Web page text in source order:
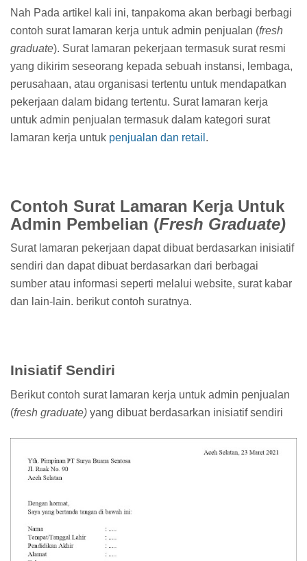
Nah Pada artikel kali ini, tanpakoma akan berbagi berbagi
contoh surat lamaran kerja untuk admin penjualan (fresh
graduate). Surat lamaran pekerjaan termasuk surat resmi
yang dikirim seseorang kepada sebuah instansi, lembaga,
perusahaan, atau organisasi tertentu untuk mendapatkan
pekerjaan dalam bidang tertentu. Surat lamaran kerja
untuk admin penjualan termasuk dalam kategori surat
lamaran kerja untuk penjualan dan retail .
Contoh Surat Lamaran Kerja Untuk
Admin Pembelian (Fresh Graduate)
Surat lamaran pekerjaan dapat dibuat berdasarkan inisiatif
sendiri dan dapat dibuat berdasarkan dari berbagai
sumber atau informasi seperti melalui website, surat kabar
dan lain-lain. berikut contoh suratnya.
Inisiatif Sendiri
Berikut contoh surat lamaran kerja untuk admin penjualan
(fresh graduate) yang dibuat berdasarkan inisiatif sendiri